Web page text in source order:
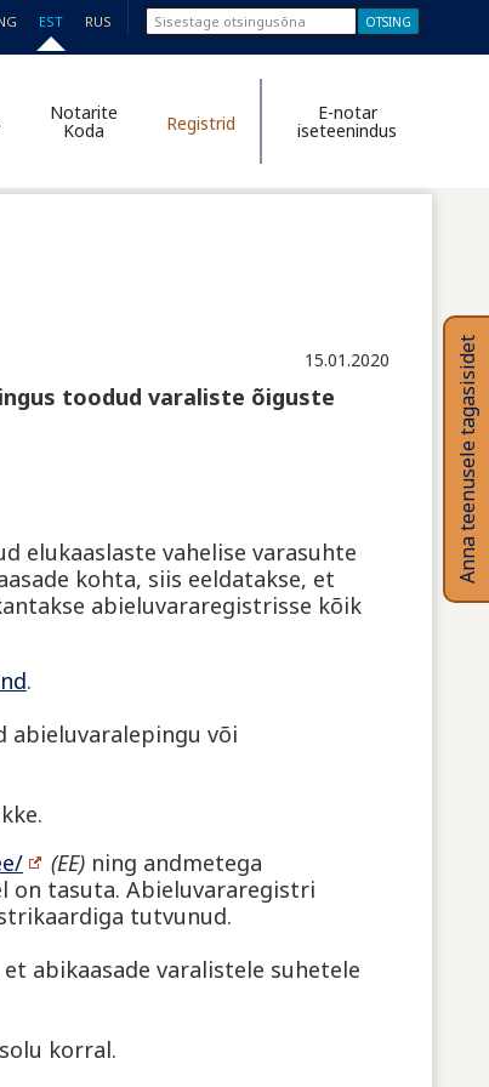
Anna teenusele tagasisidet
EST RUS Otsinguvorm
Otsi sellelt
lehelt
Notarite
Koda Registrid E-notar
iseteenindus
15.01.2020
toodud varaliste õiguste
elukaaslaste vahelise varasuhte
kohta, siis eeldatakse, et
abieluvararegistrisse kõik
.
abieluvaralepingu või
(EE) ning andmetega
on tasuta. Abieluvararegistri
tutvunud.
abikaasade varalistele suhetele
korral.